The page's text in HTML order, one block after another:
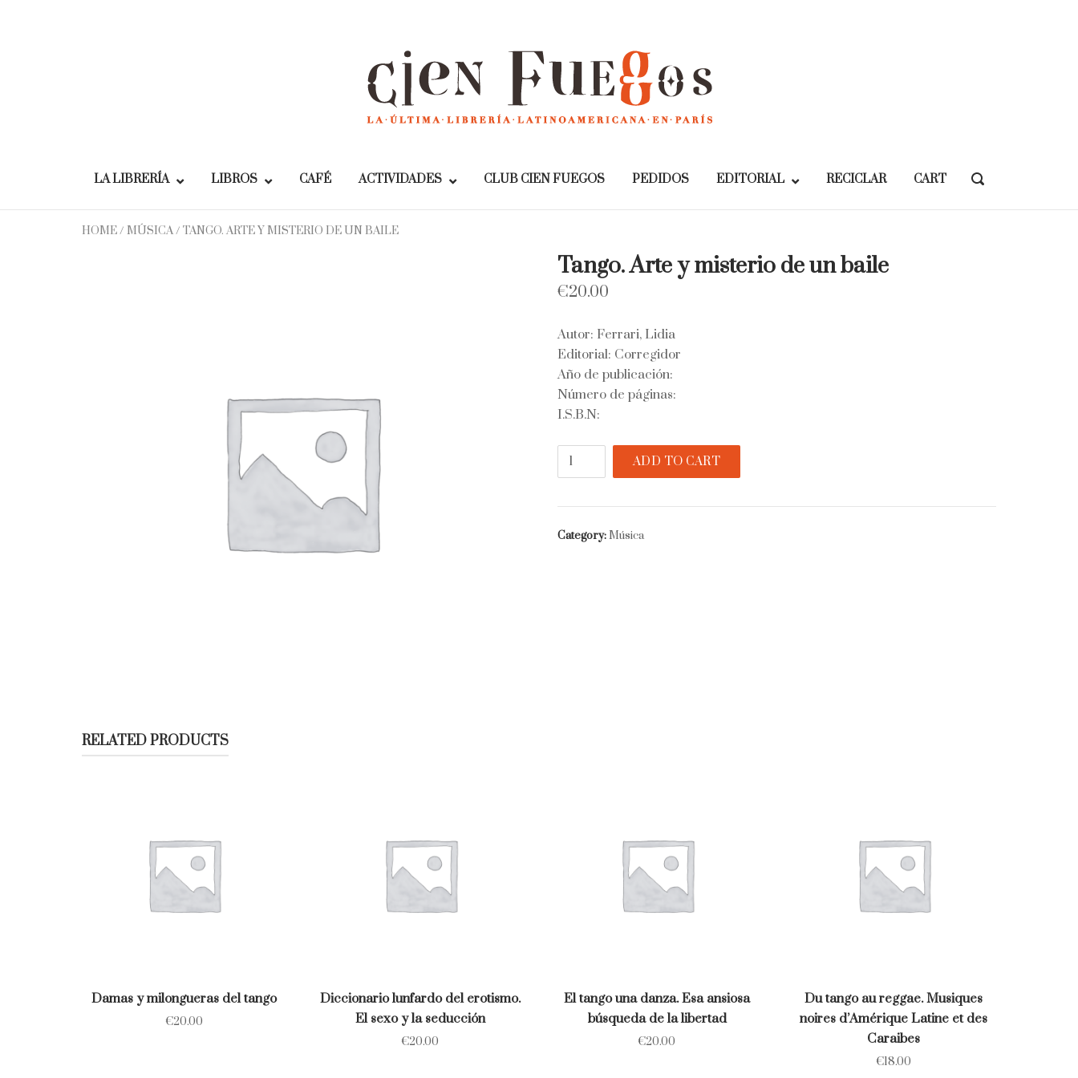
LA LIBRERÍA LIBROS CAFÉ ACTIVIDADES CLUB CIEN FUEGOS PEDIDOS EDITORIAL RECICLAR CART
OPEN
BAR
HOME/ MÚSICA/ TANGO. ARTE Y MISTERIO DE UN BAILE
Tango. Arte y misterio de un baile
€20.00
Autor: Ferrari, Lidia
Editorial: Corregidor
Año de publicación:
Número de páginas:
I.S.B.N:
Tango.
misterio
de
ADD TO CART
Category:Música
RELATED PRODUCTS
Damas y milongueras del tango
€20.00
Diccionario lunfardo del erotismo.
El sexo y la seducción
€20.00
El tango una danza. Esa ansiosa
búsqueda de la libertad
€20.00
Du tango au reggae. Musiques
noires d’Amérique Latine et des
Caraibes
€18.00